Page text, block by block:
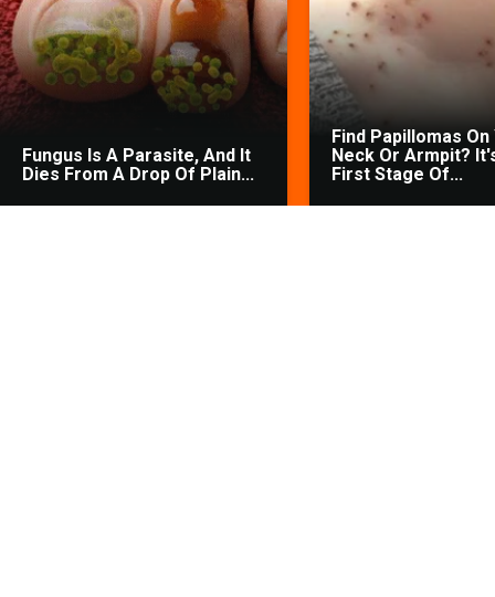
Fungus Is A Parasite, And It
Dies From A Drop Of Plain...
Find Papillomas On
Neck Or Armpit?
First Stage Of...